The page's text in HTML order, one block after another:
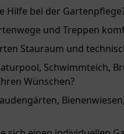
Hilfe bei der
und Treppen
Stauraum und
Schwimmteich,
Wünschen?